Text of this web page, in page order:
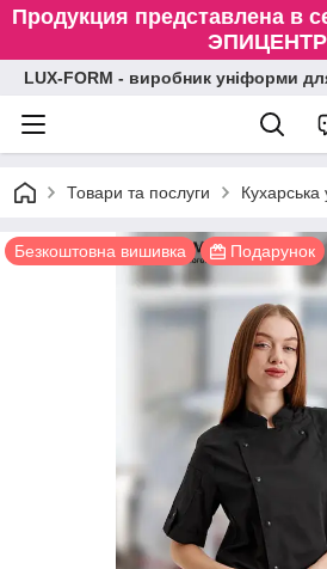
Продукция представлена в
ЭПИЦЕНТР
LUX-FORM - виробник уніформи
Товари та послуги
Безкоштовна вишивка Подарунок